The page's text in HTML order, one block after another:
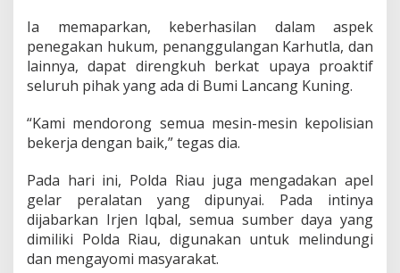
Ia memaparkan, keberhasilan dalam aspek
penegakan hukum, penanggulangan Karhutla, dan
lainnya, dapat direngkuh berkat upaya proaktif
seluruh pihak yang ada di Bumi Lancang Kuning.
“Kami mendorong semua mesin-mesin kepolisian
bekerja dengan baik,” tegas dia.
Pada hari ini, Polda Riau juga mengadakan apel
gelar peralatan yang dipunyai. Pada intinya
dijabarkan Irjen Iqbal, semua sumber daya yang
dimiliki Polda Riau, digunakan untuk melindungi
dan mengayomi masyarakat.